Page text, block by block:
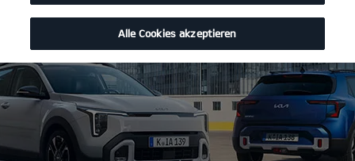
Alle Cookies akzeptieren